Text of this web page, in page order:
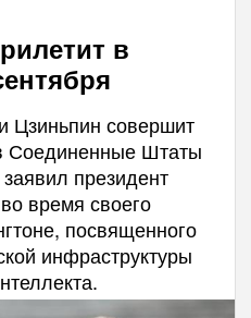
в
Цзиньпин совершит
Соединенные Штаты
президент
время своего
посвященного
инфраструктуры